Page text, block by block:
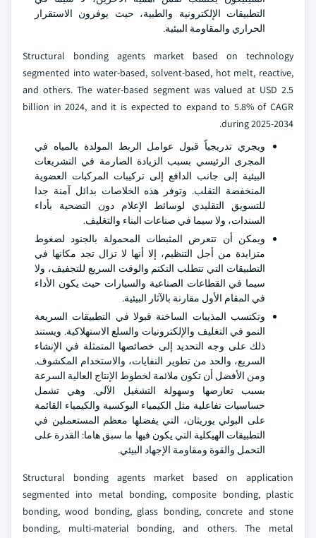
التطبيقات الإلكترونية والطبية، حيث يوفرون الاستقرار
الحراري والمقاومة البيئية.
Structural bonding agents market based on technology
segmented into water-based, solvent-based, hot melt, reactive,
and others. The water-based segment was valued at USD 2.5
billion in 2024, and it is expected to expand to 5.8% of CAGR
during 2025-2034.
ويجري تدريجياً قبول عوامل الربط المولدة بالمياه في
المجرى الرئيسي بسبب الزيادة الصارمة في التشريعات
البيئية إلى جانب الدافع إلى تركيبات المركبات العضوية
المنخفضة التقلب. وتوفر هذه الخلاصات بدائل آمنة جدا
للتسويق التقليدي لوسائط الإعلام دون التضحية بأداء
السندات، ولا سيما في صناعات البناء والتغليف.
ويمكن أن تتعرض المثبطات المحمولة بالجنود لضغوط
متزايدة من أجل التنظيم، إلا أنها لا تزال تجد مكانها في
التطبيقات التي تتطلب التكتم والوقت السريع للتجفيف، ولا
سيما في القطاعات الصناعية والسيارات حيث يكون الأداء
في المقام الأول مقارنة بالآثار البيئية.
وتكتسب المذيبات الساخنة قبولا في التطبيقات السريعة
النمو في التغليف والإلكترونيات والسلع الاستهلاكية. ويستند
ذلك على وجه التحديد إلى خصائصها المتمثلة في الإنشاء
السريع، والحد من تطوير النفايات، والاستخدام المكشوف.
ومن الأفضل أن تكون ملائمة لخطوط الإنتاج العالية السرعة
بسبب تعارضها وسهولة التشغيل الآلي. وهي تشمل
حساسيات تفاعلية مثل الكيمياء البوكسية والكيمياء القائمة
على البولي يوريثان، التي يفضلها معظم المستعملين في
التطبيقات الهيكلية التي يكون فيها ما سبق هاما: القدرة على
التحمل والقوة ومقاومة الإجهاد البيئي.
Structural bonding agents market based on application
segmented into metal bonding, composite bonding, plastic
bonding, wood bonding, glass bonding, concrete and stone
bonding, multi-material bonding, and others. The metal